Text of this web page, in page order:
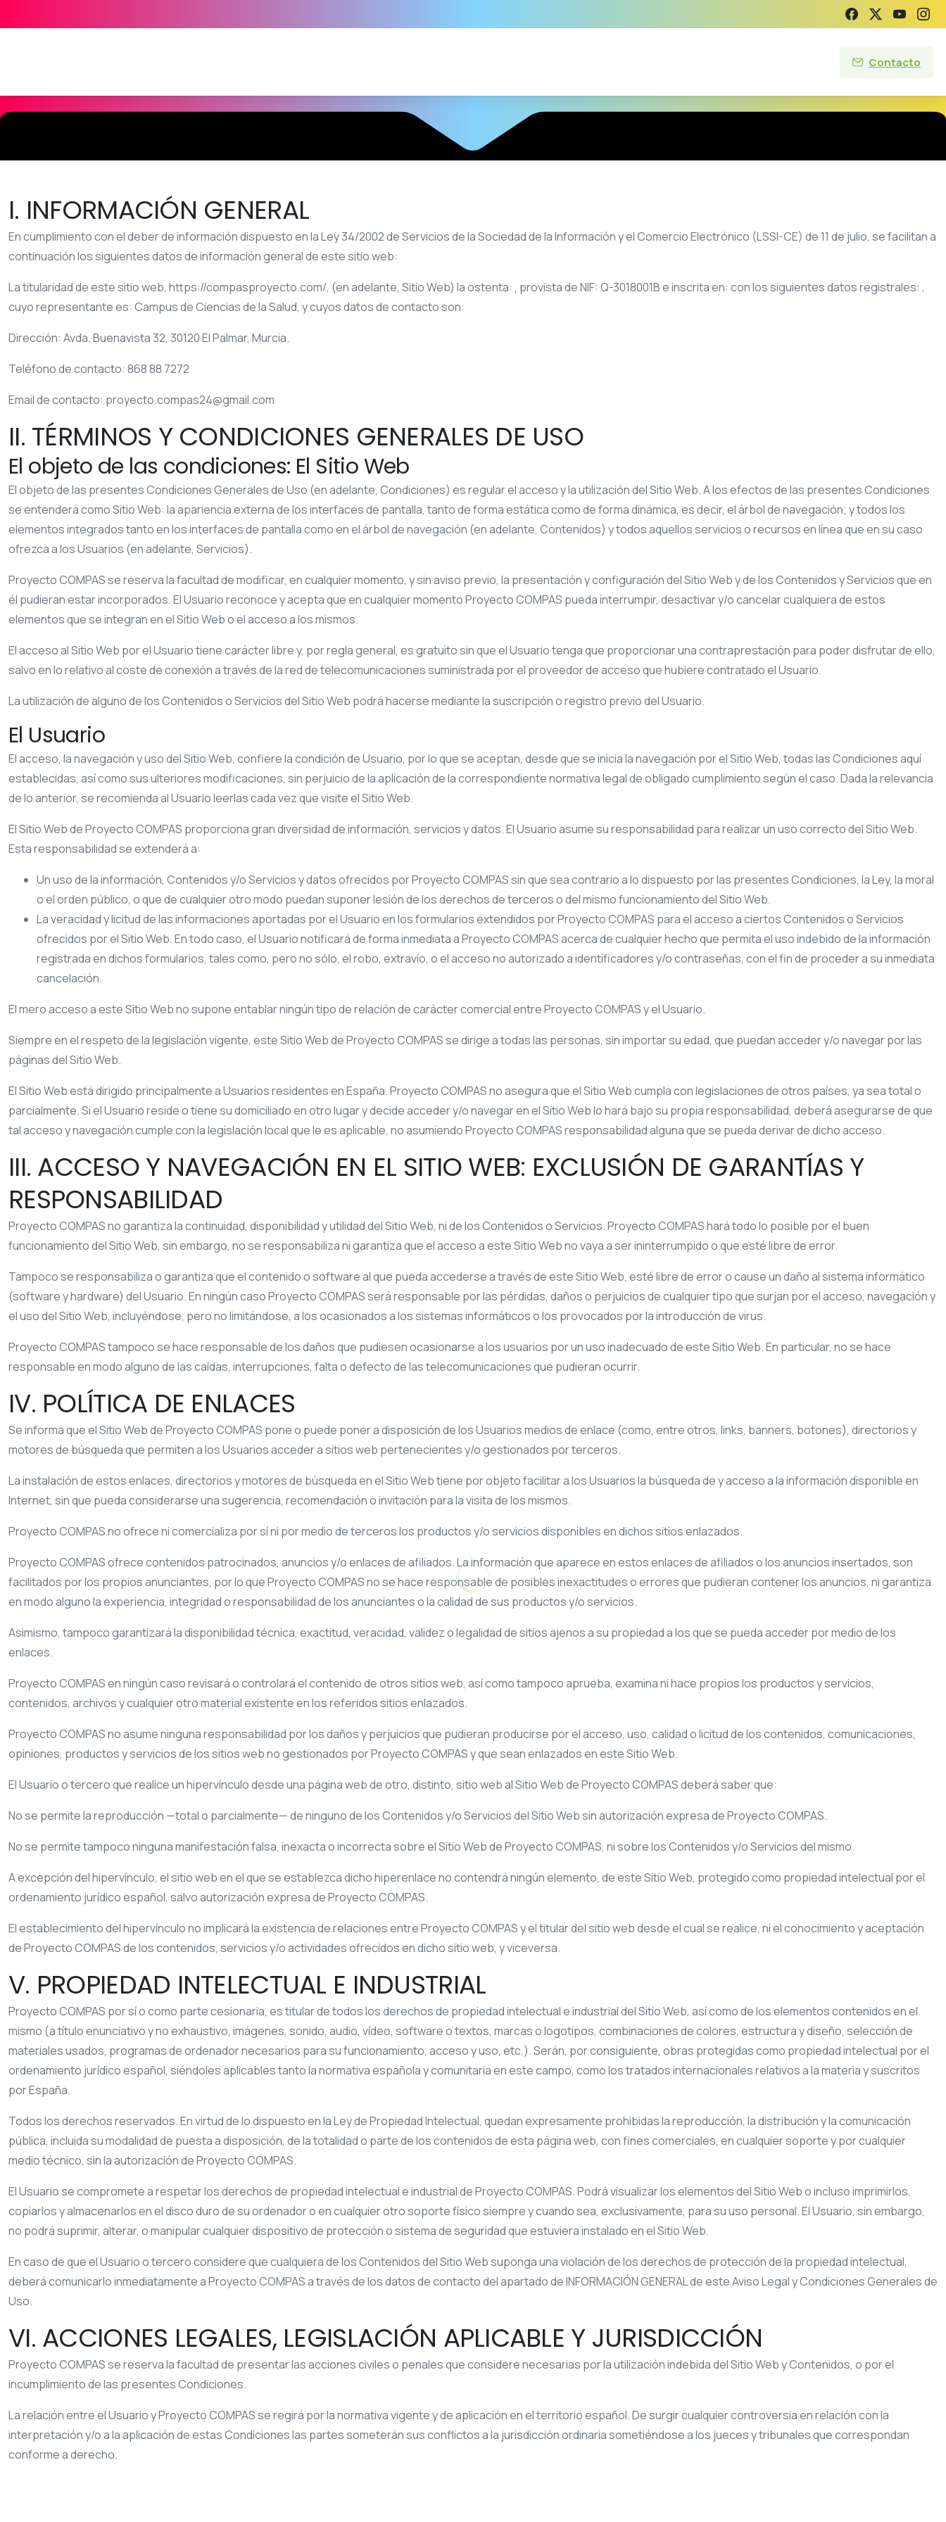
Contacto
I. INFORMACIÓN GENERAL
En cumplimiento con el deber de información dispuesto en la Ley 34/2002 de Servicios de la Sociedad de la Información y el Comercio Electrónico (LSSI-CE) de 11 de julio, se facilitan a
continuación los siguientes datos de información general de este sitio web:
La titularidad de este sitio web, https://compasproyecto.com/, (en adelante, Sitio Web) la ostenta: , provista de NIF: Q-3018001Be inscrita en: con los siguientes datos registrales: ,
cuyo representante es: Campus de Ciencias de la Salud, y cuyos datos de contacto son:
Dirección: Avda. Buenavista 32, 30120 El Palmar, Murcia.
Teléfono de contacto: 868 88 7272
Email de contacto: proyecto.compas24@gmail.com
II. TÉRMINOS Y CONDICIONES GENERALES DE USO
El objeto de las condiciones: El Sitio Web
El objeto de las presentes Condiciones Generales de Uso (en adelante, Condiciones) es regular el acceso y la utilización del Sitio Web. A los efectos de las presentes Condiciones
se entenderá como Sitio Web: la apariencia externa de los interfaces de pantalla, tanto de forma estática como de forma dinámica, es decir, el árbol de navegación; y todos los
elementos integrados tanto en los interfaces de pantalla como en el árbol de navegación (en adelante, Contenidos) y todos aquellos servicios o recursos en línea que en su caso
ofrezca a los Usuarios (en adelante, Servicios).
Proyecto COMPASse reserva la facultad de modificar, en cualquier momento, y sin aviso previo, la presentación y configuración del Sitio Web y de los Contenidos y Servicios que en
él pudieran estar incorporados. El Usuario reconoce y acepta que en cualquier momentoProyecto COMPAS pueda interrumpir, desactivar y/o cancelar cualquiera de estos
elementos que se integran en el Sitio Web o el acceso a los mismos.
El acceso al Sitio Web por el Usuario tiene carácter libre y, por regla general, es gratuito sin que el Usuario tenga que proporcionar una contraprestación para poder disfrutar de ello,
salvo en lo relativo al coste de conexión a través de la red de telecomunicaciones suministrada por el proveedor de acceso que hubiere contratado el Usuario.
La utilización de alguno de los Contenidos o Servicios del Sitio Web podrá hacerse mediante la suscripción o registro previo del Usuario.
El Usuario
El acceso, la navegación y uso del Sitio Web, confiere la condición de Usuario, por lo que se aceptan, desde que se inicia la navegación por el Sitio Web, todas las Condiciones aquí
establecidas, así como sus ulteriores modificaciones, sin perjuicio de la aplicación de la correspondiente normativa legal de obligado cumplimiento según el caso. Dada la relevancia
de lo anterior, se recomienda al Usuario leerlas cada vez que visite el Sitio Web.
El Sitio Web deProyecto COMPAS proporciona gran diversidad de información, servicios y datos. El Usuario asume su responsabilidad para realizar un uso correcto del Sitio Web.
Esta responsabilidad se extenderá a:
Un uso de la información, Contenidos y/o Servicios y datos ofrecidos porProyecto COMPASsin que sea contrario a lo dispuesto por las presentes Condiciones, la Ley, la moral
o el orden público, o que de cualquier otro modo puedan suponer lesión de los derechos de terceros o del mismo funcionamiento del Sitio Web.
La veracidad y licitud de las informaciones aportadas por el Usuario en los formularios extendidos porProyecto COMPAS para el acceso a ciertos Contenidos o Servicios
ofrecidos por el Sitio Web. En todo caso, el Usuario notificará de forma inmediata aProyecto COMPASacerca de cualquier hecho que permita el uso indebido de la información
registrada en dichos formularios, tales como, pero no sólo, el robo, extravío, o el acceso no autorizado a identificadores y/o contraseñas, con el fin de proceder a su inmediata
cancelación.
El mero acceso a este Sitio Web no supone entablar ningún tipo de relación de carácter comercial entreProyecto COMPASy el Usuario.
Siempre en el respeto de la legislación vigente, este Sitio Web deProyecto COMPASse dirige a todas las personas, sin importar su edad, que puedan acceder y/o navegar por las
páginas del Sitio Web.
El Sitio Web está dirigido principalmente a Usuarios residentes enEspaña.Proyecto COMPASno asegura que el Sitio Web cumpla con legislaciones de otros países, ya sea total o
parcialmente. Si el Usuario reside o tiene su domiciliado en otro lugar y decide acceder y/o navegar en el Sitio Web lo hará bajo su propia responsabilidad, deberá asegurarse de que
tal acceso y navegación cumple con la legislación local que le es aplicable, no asumiendoProyecto COMPASresponsabilidad alguna que se pueda derivar de dicho acceso.
III. ACCESO Y NAVEGACIÓN EN EL SITIO WEB: EXCLUSIÓN DE GARANTÍAS Y
RESPONSABILIDAD
Proyecto COMPASno garantiza la continuidad, disponibilidad y utilidad del Sitio Web, ni de los Contenidos o Servicios.Proyecto COMPAShará todo lo posible por el buen
funcionamiento del Sitio Web, sin embargo, no se responsabiliza ni garantiza que el acceso a este Sitio Web no vaya a ser ininterrumpido o que esté libre de error.
Tampoco se responsabiliza o garantiza que el contenido o software al que pueda accederse a través de este Sitio Web, esté libre de error o cause un daño al sistema informático
(software y hardware) del Usuario. En ningún casoProyecto COMPASserá responsable por las pérdidas, daños o perjuicios de cualquier tipo que surjan por el acceso, navegación y
el uso del Sitio Web, incluyéndose, pero no limitándose, a los ocasionados a los sistemas informáticos o los provocados por la introducción de virus.
Proyecto COMPAStampoco se hace responsable de los daños que pudiesen ocasionarse a los usuarios por un uso inadecuado de este Sitio Web. En particular, no se hace
responsable en modo alguno de las caídas, interrupciones, falta o defecto de las telecomunicaciones que pudieran ocurrir.
IV. POLÍTICA DE ENLACES
Se informa que el Sitio Web deProyecto COMPAS pone o puede poner a disposición de los Usuarios medios de enlace (como, entre otros, links, banners, botones), directorios y
motores de búsqueda que permiten a los Usuarios acceder a sitios web pertenecientes y/o gestionados por terceros.
La instalación de estos enlaces, directorios y motores de búsqueda en el Sitio Web tiene por objeto facilitar a los Usuarios la búsqueda de y acceso a la información disponible en
Internet, sin que pueda considerarse una sugerencia, recomendación o invitación para la visita de los mismos.
Proyecto COMPASno ofrece ni comercializa por sí ni por medio de terceros los productos y/o servicios disponibles en dichos sitios enlazados.
Proyecto COMPASofrece contenidos patrocinados, anuncios y/o enlaces de afiliados. La información que aparece en estos enlaces de afiliados o los anuncios insertados, son
facilitados por los propios anunciantes, por lo queProyecto COMPASno se hace responsable de posibles inexactitudes o errores que pudieran contener los anuncios, ni garantiza
en modo alguno la experiencia, integridad o responsabilidad de los anunciantes o la calidad de sus productos y/o servicios.
Asimismo, tampoco garantizará la disponibilidad técnica, exactitud, veracidad, validez o legalidad de sitios ajenos a su propiedad a los que se pueda acceder por medio de los
enlaces.
Proyecto COMPASen ningún caso revisará o controlará el contenido de otros sitios web, así como tampoco aprueba, examina ni hace propios los productos y servicios,
contenidos, archivos y cualquier otro material existente en los referidos sitios enlazados.
Proyecto COMPASno asume ninguna responsabilidad por los daños y perjuicios que pudieran producirse por el acceso, uso, calidad o licitud de los contenidos, comunicaciones,
opiniones, productos y servicios de los sitios web no gestionados porProyecto COMPASy que sean enlazados en este Sitio Web.
El Usuario o tercero que realice un hipervínculo desde una página web de otro, distinto, sitio web al Sitio Web deProyecto COMPASdeberá saber que:
No se permite la reproducción —total o parcialmente— de ninguno de los Contenidos y/o Servicios del Sitio Web sin autorización expresa deProyecto COMPAS.
No se permite tampoco ninguna manifestación falsa, inexacta o incorrecta sobre el Sitio Web deProyecto COMPAS, ni sobre los Contenidos y/o Servicios del mismo.
A excepción del hipervínculo, el sitio web en el que se establezca dicho hiperenlace no contendrá ningún elemento, de este Sitio Web, protegido como propiedad intelectual por el
ordenamiento jurídico español, salvo autorización expresa deProyecto COMPAS.
El establecimiento del hipervínculo no implicará la existencia de relaciones entreProyecto COMPASy el titular del sitio web desde el cual se realice, ni el conocimiento y aceptación
deProyecto COMPASde los contenidos, servicios y/o actividades ofrecidos en dicho sitio web, y viceversa.
V. PROPIEDAD INTELECTUAL E INDUSTRIAL
Proyecto COMPAS por sí o como parte cesionaria, es titular de todos los derechos de propiedad intelectual e industrial del Sitio Web, así como de los elementos contenidos en el
mismo (a título enunciativo y no exhaustivo, imágenes, sonido, audio, vídeo, software o textos, marcas o logotipos, combinaciones de colores, estructura y diseño, selección de
materiales usados, programas de ordenador necesarios para su funcionamiento, acceso y uso, etc.). Serán, por consiguiente, obras protegidas como propiedad intelectual por el
ordenamiento jurídico español, siéndoles aplicables tanto la normativa española y comunitaria en este campo, como los tratados internacionales relativos a la materia y suscritos
por España.
Todos los derechos reservados. En virtud de lo dispuesto en la Ley de Propiedad Intelectual, quedan expresamente prohibidas la reproducción, la distribución y la comunicación
pública, incluida su modalidad de puesta a disposición, de la totalidad o parte de los contenidos de esta página web, con fines comerciales, en cualquier soporte y por cualquier
medio técnico, sin la autorización deProyecto COMPAS.
El Usuario se compromete a respetar los derechos de propiedad intelectual e industrial deProyecto COMPAS. Podrá visualizar los elementos del Sitio Web o incluso imprimirlos,
copiarlos y almacenarlos en el disco duro de su ordenador o en cualquier otro soporte físico siempre y cuando sea, exclusivamente, para su uso personal. El Usuario, sin embargo,
no podrá suprimir, alterar, o manipular cualquier dispositivo de protección o sistema de seguridad que estuviera instalado en el Sitio Web.
En caso de que el Usuario o tercero considere que cualquiera de los Contenidos del Sitio Web suponga una violación de los derechos de protección de la propiedad intelectual,
deberá comunicarlo inmediatamente aProyecto COMPASa través de los datos de contacto del apartado de INFORMACIÓN GENERAL de este Aviso Legal y Condiciones Generales de
Uso.
VI. ACCIONES LEGALES, LEGISLACIÓN APLICABLE Y JURISDICCIÓN
Proyecto COMPASse reserva la facultad de presentar las acciones civiles o penales que considere necesarias por la utilización indebida del Sitio Web y Contenidos, o por el
incumplimiento de las presentes Condiciones.
La relación entre el Usuario yProyecto COMPASse regirá por la normativa vigente y de aplicación en el territorio español. De surgir cualquier controversia en relación con la
interpretación y/o a la aplicación de estas Condiciones las partes someterán sus conflictos a la jurisdicción ordinaria sometiéndose a los jueces y tribunales que correspondan
conforme a derecho.